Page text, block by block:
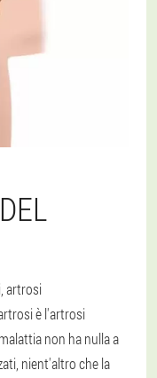
artrosi
è l'artrosi
non ha nulla a
nient'altro che la